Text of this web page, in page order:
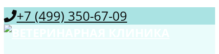
+7 (499) 350-67-09